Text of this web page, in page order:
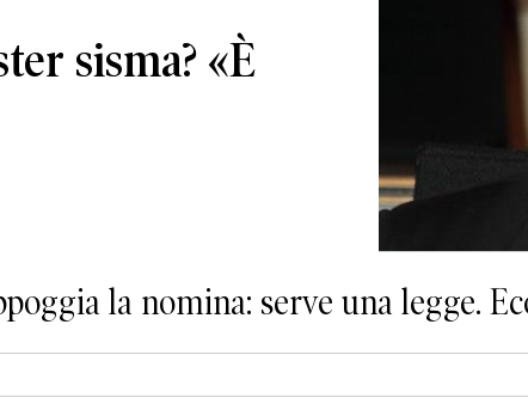
sisma? «È
la nomina: serve una legge.